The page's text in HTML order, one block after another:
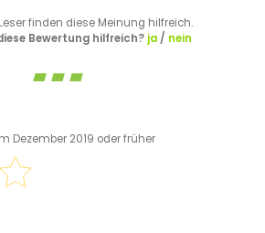
finden diese Meinung hilfreich.
Bewertung hilfreich? ja/ nein
Dezember 2019 oder früher